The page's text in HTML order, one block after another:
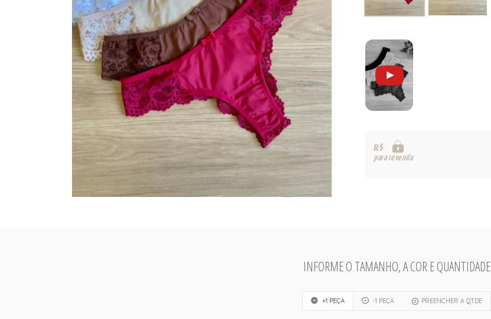
R$
para revenda
INFORME O TAMANHO, A COR E QUANTIDADE
+1 PEÇA -1 PEÇA PREENCHER A QTDE